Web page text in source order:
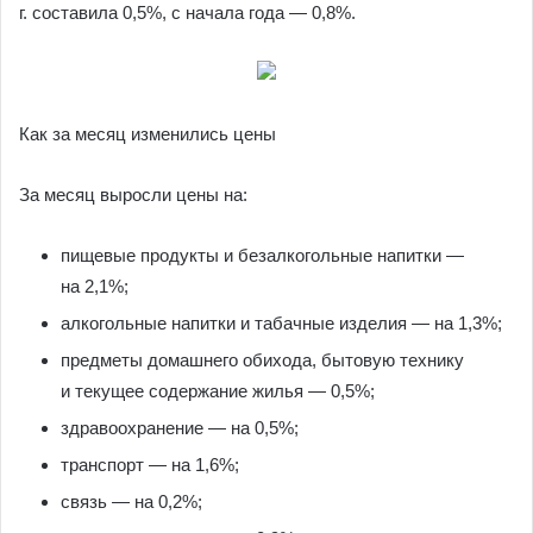
г. составила 0,5%, с начала года — 0,8%.
Как за месяц изменились цены
За месяц выросли цены на:
пищевые продукты и безалкогольные напитки —
на 2,1%;
алкогольные напитки и табачные изделия — на 1,3%;
предметы домашнего обихода, бытовую технику
и текущее содержание жилья — 0,5%;
здравоохранение — на 0,5%;
транспорт — на 1,6%;
связь — на 0,2%;